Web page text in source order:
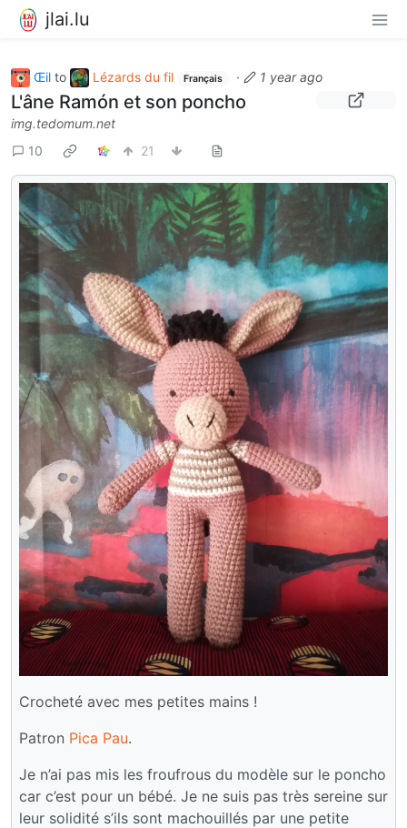
jlai.lu
Œil to Lézards du fil Français · 1 year ago
L'âne Ramón et son poncho
img.tedomum.net
10
21
Crocheté avec mes petites mains !
Patron Pica Pau.
Je n’ai pas mis les froufrous du modèle sur le poncho
car c’est pour un bébé. Je ne suis pas très sereine sur
leur solidité s’ils sont machouillés par une petite